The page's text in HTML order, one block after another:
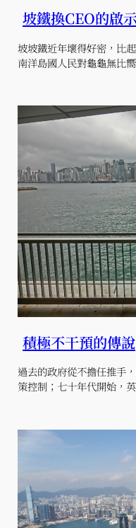
坡鐵換CEO的啟
坡坡鐵近年壞得好密，比
南洋島國人民對龜龜無比
積極不干預的傳說
過去的政府從不擔任推手
策控制；七十年代開始，